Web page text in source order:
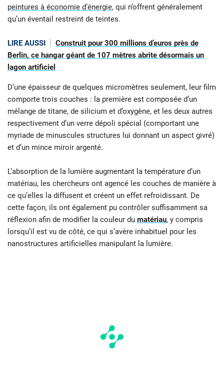
peintures à économie d’énergie, qui n’offrent généralement
qu’un éventail restreint de teintes.
LIRE AUSSI
Construit pour 300 millions d’euros près de
Berlin, ce hangar géant de 107 mètres abrite désormais un
lagon artificiel
D’une épaisseur de quelques micromètres seulement, leur film
comporte trois couches : la première est composée d’un
mélange de titane, de silicium et d’oxygène, et les deux autres
respectivement d’un verre dépoli spécial (comportant une
myriade de minuscules structures lui donnant un aspect givré)
et d’un mince miroir argenté.
L’absorption de la lumière augmentant la température d’un
matériau, les chercheurs ont agencé les couches de manière à
ce qu’elles la diffusent et créent un effet refroidissant. De
cette façon, ils ont également pu contrôler suffisamment sa
réflexion afin de modifier la couleur du matériau, y compris
lorsqu’il est vu de côté, ce qui s’avère inhabituel pour les
nanostructures artificielles manipulant la lumière.